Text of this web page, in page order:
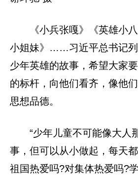
《小兵张嘎》《英雄小
小姐妹》……习近平总书记列
少年英雄的故事，希望大家
的标杆，向他们看齐，像他
思想品德。
“少年儿童不可能像大人
事，但可以从小做起，每天
祖国热爱吗?对集体热爱吗?